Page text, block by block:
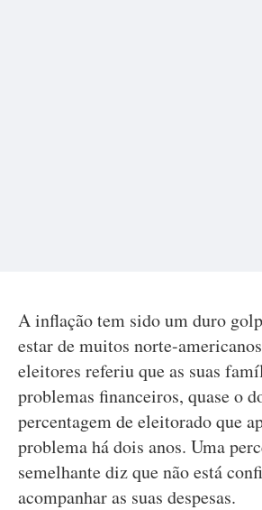
A inflação tem sido um duro
estar de muitos norte-
eleitores referiu que as suas
problemas financeiros, quase o
percentagem de eleitorado que
problema há dois anos. Uma
semelhante diz que não está
acompanhar as suas despesas.